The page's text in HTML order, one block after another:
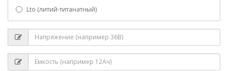
Lto (литий-титанатный)